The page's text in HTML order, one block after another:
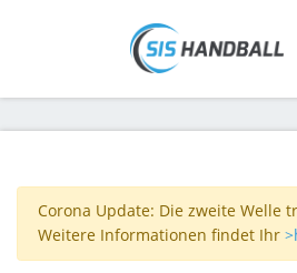
Corona Update: Die zweite Welle
Weitere Informationen findet Ihr